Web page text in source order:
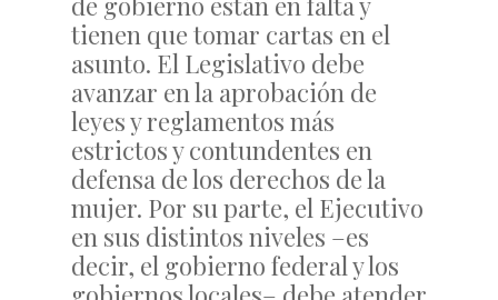
tienen que tomar cartas en el
asunto. El Legislativo debe
avanzar en la aprobación de
leyes y reglamentos más
estrictos y contundentes en
defensa de los derechos de la
mujer. Por su parte, el Ejecutivo
en sus distintos niveles –es
decir, el gobierno federal y los